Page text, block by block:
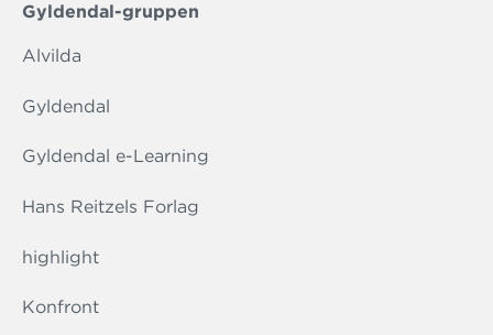
Gyldendal-gruppen
Alvilda
Gyldendal
Gyldendal e-Learning
Hans Reitzels Forlag
highlight
Konfront